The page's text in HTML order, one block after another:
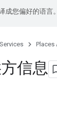
成您偏好的语言
Places
信息